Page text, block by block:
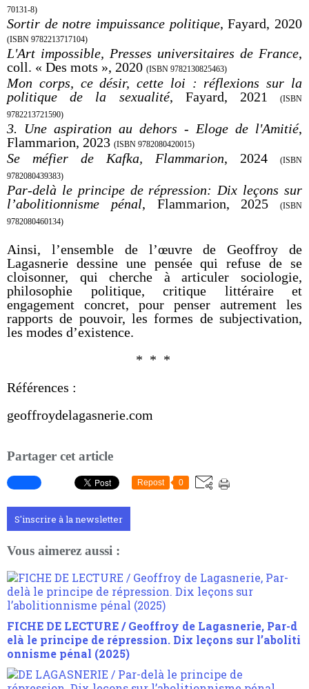
70131-8)
Sortir de notre impuissance politique, Fayard, 2020
(ISBN 9782213717104)
L'Art impossible, Presses universitaires de France,
coll. « Des mots », 2020 (ISBN 9782130825463)
Mon corps, ce désir, cette loi : réflexions sur la
politique de la sexualité, Fayard, 2021
(ISBN
9782213721590)
3. Une aspiration au dehors - Eloge de l'Amitié,
Flammarion, 2023 (ISBN 9782080420015)
Se méfier de Kafka, Flammarion, 2024
(ISBN
9782080439383)
Par-delà le principe de répression: Dix leçons sur
l’abolitionnisme pénal, Flammarion, 2025
(ISBN
9782080460134)
Ainsi, l’ensemble de l’œuvre de Geoffroy de
Lagasnerie dessine une pensée qui refuse de se
cloisonner, qui cherche à articuler sociologie,
philosophie politique, critique littéraire et
engagement concret, pour penser autrement les
rapports de pouvoir, les formes de subjectivation,
les modes d’existence.
* * *
Références :
geoffroydelagasnerie.com
Partager cet article
Repost 0
S'inscrire à la newsletter
Vous aimerez aussi :
FICHE DE LECTURE / Geoffroy de Lagasnerie, Par-d
elà le principe de répression. Dix leçons sur l’aboliti
onnisme pénal (2025)